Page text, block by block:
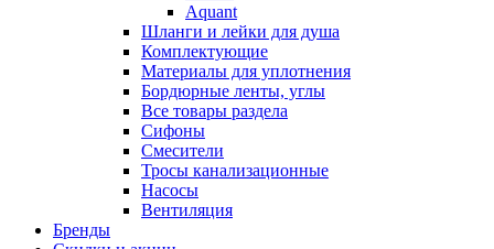
Aquant
Шланги и лейки для душа
Комплектующие
Материалы для уплотнения
Бордюрные ленты, углы
Все товары раздела
Сифоны
Смесители
Тросы канализационные
Насосы
Вентиляция
Бренды